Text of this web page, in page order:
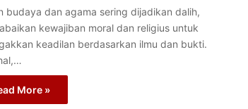
budaya dan agama sering dijadikan dalih,
kewajiban moral dan religius untuk
keadilan berdasarkan ilmu dan bukti.
More »